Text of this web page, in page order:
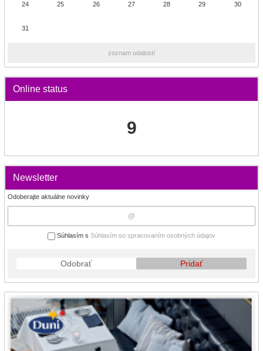
24 25 26 27 28 29 30
31
zoznam udalostí
Online status
9
Newsletter
Odoberajte aktuálne novinky
Súhlasím s Súhlasím so spracovaním osobných údajov
Odobrať Pridať